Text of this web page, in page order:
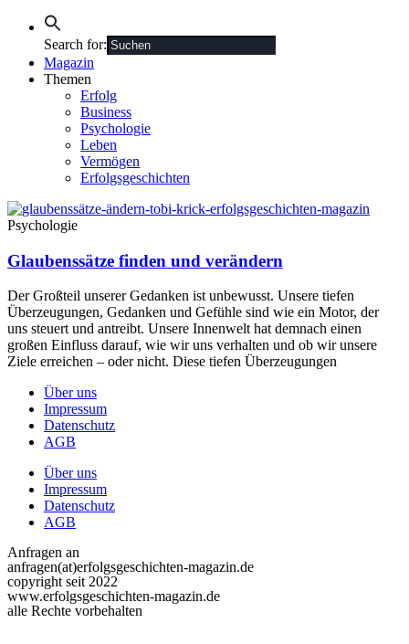
Search for:
Magazin
Themen
Erfolg
Business
Psychologie
Leben
Vermögen
Erfolgsgeschichten
Psychologie
Glaubenssätze finden und verändern
Der Großteil unserer Gedanken ist unbewusst. Unsere tiefen
Überzeugungen, Gedanken und Gefühle sind wie ein Motor, der
uns steuert und antreibt. Unsere Innenwelt hat demnach einen
großen Einfluss darauf, wie wir uns verhalten und ob wir unsere
Ziele erreichen – oder nicht. Diese tiefen Überzeugungen
Über uns
Impressum
Datenschutz
AGB
Über uns
Impressum
Datenschutz
AGB
Anfragen an
anfragen(at)erfolgsgeschichten-magazin.de
copyright seit 2022
www.erfolgsgeschichten-magazin.de
alle Rechte vorbehalten